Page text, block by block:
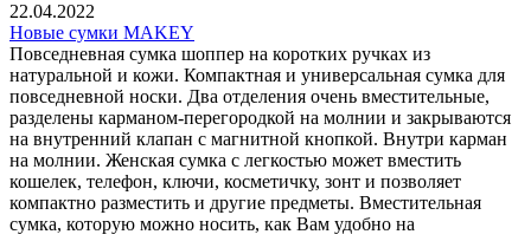
22.04.2022
Новые сумки MAKEY
Повседневная сумка шоппер на коротких ручках из
натуральной и кожи. Компактная и универсальная сумка для
повседневной носки. Два отделения очень вместительные,
разделены карманом-перегородкой на молнии и закрываются
на внутренний клапан с магнитной кнопкой. Внутри карман
на молнии. Женская сумка с легкостью может вместить
кошелек, телефон, ключи, косметичку, зонт и позволяет
компактно разместить и другие предметы. Вместительная
сумка, которую можно носить, как Вам удобно на